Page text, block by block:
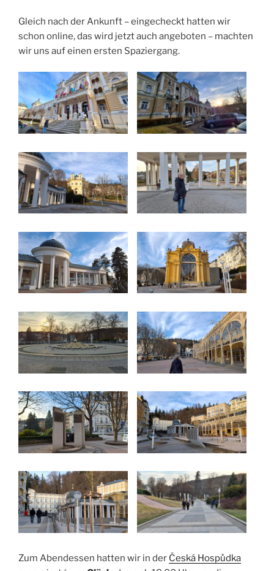
Gleich nach der Ankunft – eingecheckt hatten wir
schon online, das wird jetzt auch angeboten – machten
wir uns auf einen ersten Spaziergang.
Zum Abendessen hatten wir in der Česká Hospůdka